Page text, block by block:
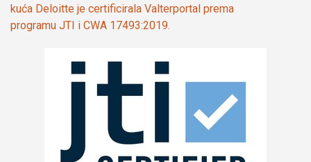
kuća Deloitte je certificirala Valterportal prema
programu JTI i CWA 17493:2019.